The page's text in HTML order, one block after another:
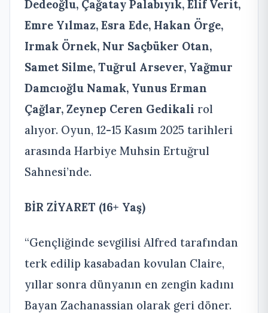
Dedeoğlu, Çağatay Palabıyık, Elif Verit,
Emre Yılmaz, Esra Ede, Hakan Örge,
Irmak Örnek, Nur Saçbüker Otan,
Samet Silme, Tuğrul Arsever, Yağmur
Damcıoğlu Namak, Yunus Erman
Çağlar, Zeynep Ceren Gedikali rol
alıyor. Oyun, 12-15 Kasım 2025 tarihleri
arasında Harbiye Muhsin Ertuğrul
Sahnesi’nde.
BİR ZİYARET (16+ Yaş)
“Gençliğinde sevgilisi Alfred tarafından
terk edilip kasabadan kovulan Claire,
yıllar sonra dünyanın en zengin kadını
Bayan Zachanassian olarak geri döner.